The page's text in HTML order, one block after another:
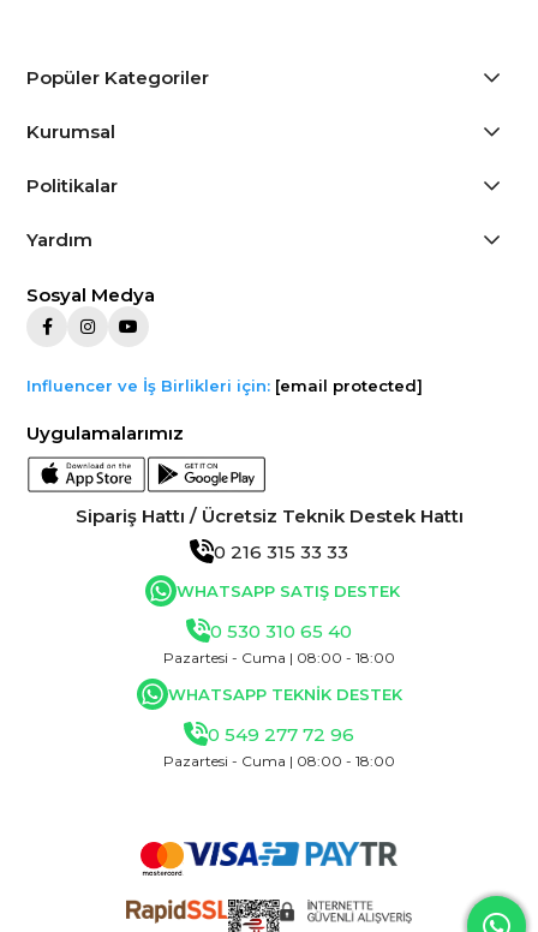
Popüler Kategoriler
Kurumsal
Politikalar
Yardım
Sosyal Medya
Influencer ve İş Birlikleri için: [email protected]
Uygulamalarımız
Sipariş Hattı / Ücretsiz Teknik Destek Hattı
0 216 315 33 33
WHATSAPP SATIŞ DESTEK
0 530 310 65 40
Pazartesi - Cuma | 08:00 - 18:00
WHATSAPP TEKNİK DESTEK
0 549 277 72 96
Pazartesi - Cuma | 08:00 - 18:00